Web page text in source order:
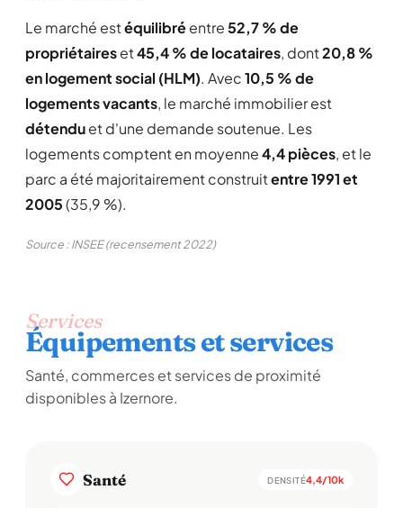
Le marché estéquilibréentre52,7 % de
propriétaireset45,4 % de locataires, dont20,8 %
en logement social (HLM). Avec10,5 % de
logements vacants, le marché immobilier est
détenduet d'une demande soutenue. Les
logements comptent en moyenne4,4 pièces, et le
parc a été majoritairement construitentre 1991 et
2005(35,9 %).
Source : INSEE (recensement 2022)
Services
Équipements et services
Santé, commerces et services de proximité
disponibles à Izernore.
Santé DENSITÉ4,4/10k